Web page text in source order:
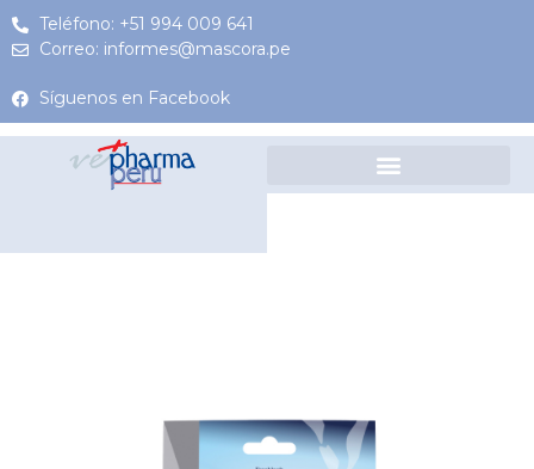
Teléfono: +51 994 009 641
Correo: informes@mascora.pe
Síguenos en Facebook